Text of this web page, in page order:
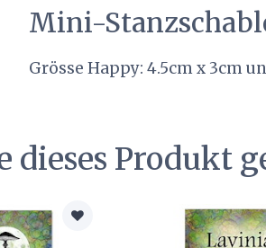
Mini-
Grösse Happy: 4.5cm x 3cm
dieses Produkt